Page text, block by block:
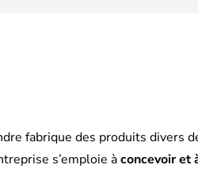
fabrique des produits divers
s’emploie àconcevoir et